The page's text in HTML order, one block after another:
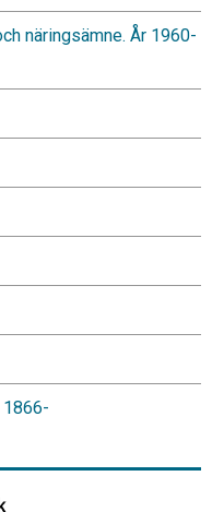
näringsämne. År 1960-